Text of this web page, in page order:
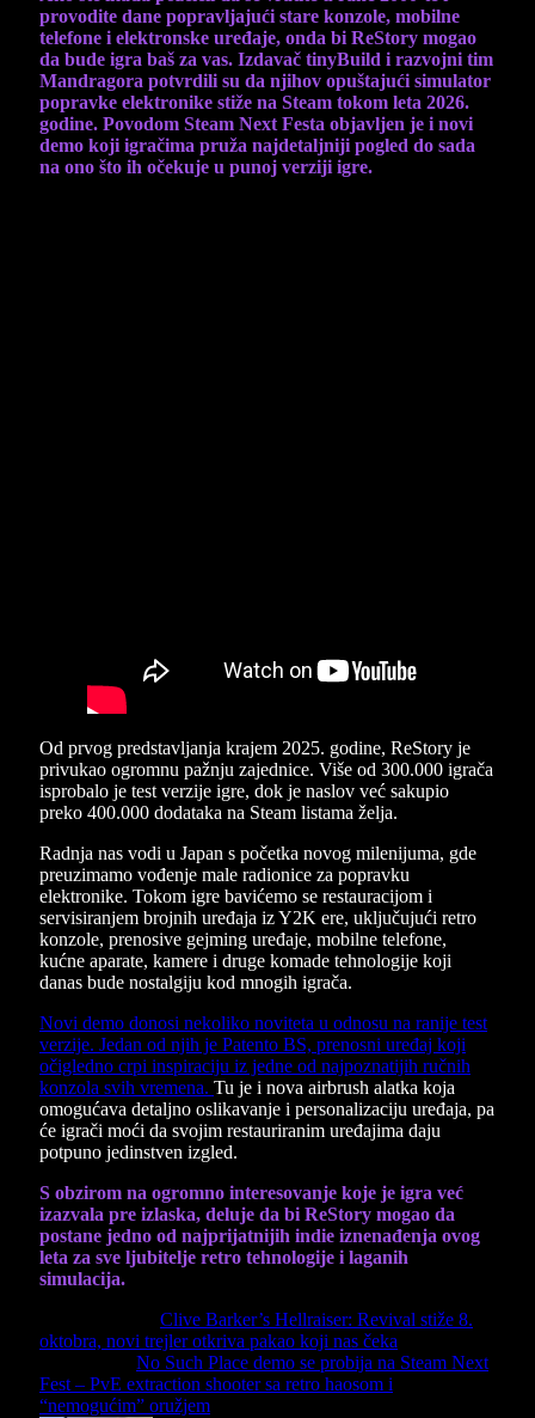
provodite dane popravljajući stare konzole, mobilne
telefone i elektronske uređaje, onda bi ReStory mogao
da bude igra baš za vas. Izdavač tinyBuild i razvojni tim
Mandragora potvrdili su da njihov opuštajući simulator
popravke elektronike stiže na Steam tokom leta 2026.
godine. Povodom Steam Next Festa objavljen je i novi
demo koji igračima pruža najdetaljniji pogled do sada
na ono što ih očekuje u punoj verziji igre.
Od prvog predstavljanja krajem 2025. godine, ReStory je
privukao ogromnu pažnju zajednice. Više od 300.000 igrača
isprobalo je test verzije igre, dok je naslov već sakupio
preko 400.000 dodataka na Steam listama želja.
Radnja nas vodi u Japan s početka novog milenijuma, gde
preuzimamo vođenje male radionice za popravku
elektronike. Tokom igre bavićemo se restauracijom i
servisiranjem brojnih uređaja iz Y2K ere, uključujući retro
konzole, prenosive gejming uređaje, mobilne telefone,
kućne aparate, kamere i druge komade tehnologije koji
danas bude nostalgiju kod mnogih igrača.
Novi demo donosi nekoliko noviteta u odnosu na ranije test
verzije. Jedan od njih je Patento BS, prenosni uređaj koji
očigledno crpi inspiraciju iz jedne od najpoznatijih ručnih
konzola svih vremena. Tu je i nova airbrush alatka koja
omogućava detaljno oslikavanje i personalizaciju uređaja, pa
će igrači moći da svojim restauriranim uređajima daju
potpuno jedinstven izgled.
S obzirom na ogromno interesovanje koje je igra već
izazvala pre izlaska, deluje da bi ReStory mogao da
postane jedno od najprijatnijih indie iznenađenja ovog
leta za sve ljubitelje retro tehnologije i laganih
simulacija.
Clive Barker’s Hellraiser: Revival stiže 8.
oktobra, novi trejler otkriva pakao koji nas čeka
No Such Place demo se probija na Steam Next
Fest – PvE extraction shooter sa retro haosom i
“nemogućim” oružjem